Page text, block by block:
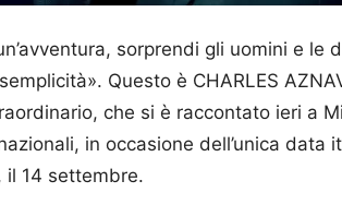
sorprendi gli uomini e le
Questo è CHARLES
che si è raccontato ieri a
in occasione dell’unica data
il 14 settembre.